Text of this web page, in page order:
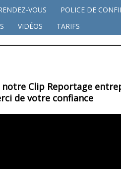
VOUS POLICE DE
VIDÉOS TARIFS
Clip Reportage
de votre confiance